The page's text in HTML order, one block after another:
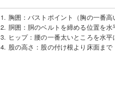
1. 胸囲 ：バストポイント（胸の一番
2. 胴囲 ： 胴のベルトを締める位置を
3. ヒップ： 腰の一番太いところを水
4. 股の高さ ： 股の付け根より床面まで